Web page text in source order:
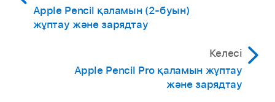
Apple Pencil қаламын (2-буын)
жұптау және зарядтау
Келесі
Apple Pencil Pro қаламын жұптау
және зарядтау